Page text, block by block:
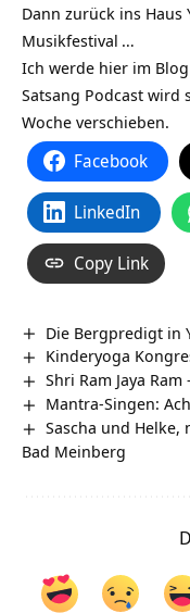
Dann zurück ins Haus
Musikfestival …
Ich werde hier im
Satsang Podcast wird
Woche verschieben.
Facebook
LinkedIn
Copy Link
Die Bergpredigt in
Kinderyoga
Shri Ram Jaya
Mantra-Singen:
Sascha und Helke,
Bad Meinberg